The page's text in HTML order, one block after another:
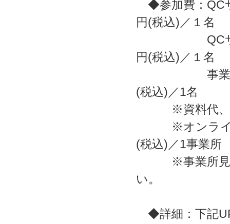
◆参加費：
円(税込)／１名
QCサー
円(税込)／１名
事業所見学
(税込)／1名
※資料代、1
※オンライン
(税込)／1事業所
※事業所見学
い。
◆詳細：下記